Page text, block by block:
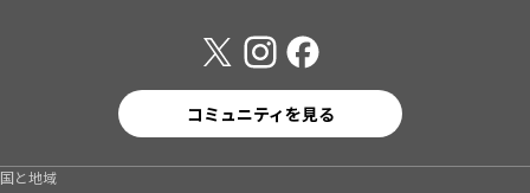
コミュニティを見る
国と地域